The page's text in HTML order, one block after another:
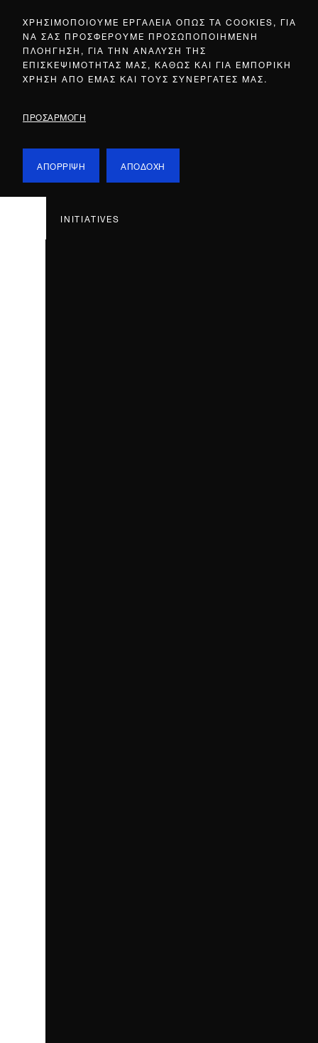
ΧΡΗΣΙΜΟΠΟΙΟΥΜΕ ΕΡΓΑΛΕΙΑ ΟΠΩΣ ΤΑ COOKIES, ΓΙΑ
ΝΑ ΣΑΣ ΠΡΟΣΦΕΡΟΥΜΕ ΠΡΟΣΩΠΟΠΟΙΗΜΕΝΗ
ΠΛΟΗΓΗΣΗ, ΓΙΑ ΤΗΝ ΑΝΑΛΥΣΗ ΤΗΣ
ΕΠΙΣΚΕΨΙΜΟΤΗΤΑΣ ΜΑΣ, ΚΑΘΩΣ ΚΑΙ ΓΙΑ ΕΜΠΟΡΙΚΗ
ΧΡΗΣΗ ΑΠΟ ΕΜΑΣ ΚΑΙ ΤΟΥΣ ΣΥΝΕΡΓΑΤΕΣ ΜΑΣ.
ΠΡΟΣΑΡΜΟΓΗ
ΑΠΟΡΡΙΨΗ ΑΠΟΔΟΧΗ
INITIATIVES